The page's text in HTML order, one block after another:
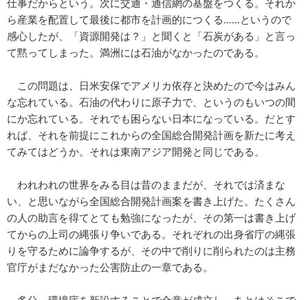
ら産業を配置して最後に都市を計画的につくる……というので
感心したが、「資源開発は？」と聞くと「石炭がある」と言っ
て黙ってしまった。満洲には石油がなかったのである。
この問題は、日米安保でアメリカ依存と決めたので今はみん
な忘れている。石油の代わりに原子力で、というのもいつの間
にか忘れている。それでも困らない日本になっている。だとす
れば、それを前提にこれからの全国総合開発計画を新たに考え
てみてはどうか。それは東南アジア開発と同じである。
われわれの世界をみる目は昔のままだが、それでは済まな
い、と思いながら全国総合開発計画案を書き上げた。たくさん
の人の助言を得てとても勉強になったが、その第一は書き上げ
てからの上司の縄張り争いである。それぞれの出身省庁の縄張
りを守るために論争するが、その中で削りに削られたのは主務
官庁がまだなかった公害防止の一章である。